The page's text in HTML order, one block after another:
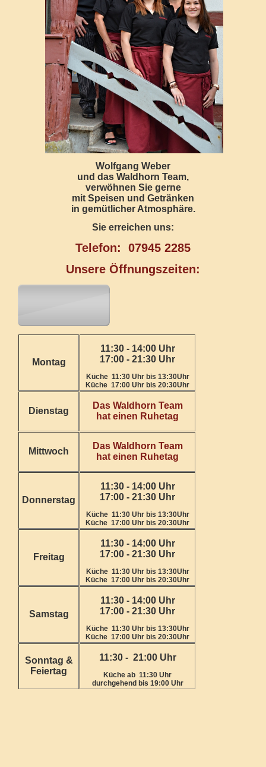
Wolfgang Weber
und das Waldhorn Team,
verwöhnen Sie gerne
mit Speisen und Getränken
in gemütlicher Atmosphäre.
Sie erreichen uns:
Telefon: 07945 2285
Unsere Öffnungszeiten:
Montag
11:30 - 14:00 Uhr
17:00 - 21:30 Uhr
Küche 11:30 Uhr bis 13:30Uhr
Küche 17:00 Uhr bis 20:30Uhr
Dienstag
Das Waldhorn Team
hat einen Ruhetag
Mittwoch
Das Waldhorn Team
hat einen Ruhetag
Donnerstag
11:30 - 14:00 Uhr
17:00 - 21:30 Uhr
Küche 11:30 Uhr bis 13:30Uhr
Küche 17:00 Uhr bis 20:30Uhr
Freitag
11:30 - 14:00 Uhr
17:00 - 21:30 Uhr
Küche 11:30 Uhr bis 13:30Uhr
Küche 17:00 Uhr bis 20:30Uhr
Samstag
11:30 - 14:00 Uhr
17:00 - 21:30 Uhr
Küche 11:30 Uhr bis 13:30Uhr
Küche 17:00 Uhr bis 20:30Uhr
Sonntag &
Feiertag
11:30 - 21:00 Uhr
Küche ab 11:30 Uhr
durchgehend bis 19:00 Uhr